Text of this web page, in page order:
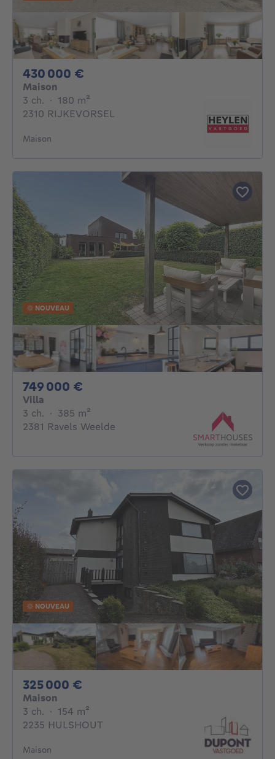
430 000 €
Maison
3 ch. 3 chambres
· 180 m²
2310 RIJKEVORSEL
Maison
NOUVEAU
749 000 €
Villa
3 ch. 3 chambres
· 385 m²
2381 Ravels Weelde
NOUVEAU
325 000 €
Maison
3 ch. 3 chambres
· 154 m²
2235 HULSHOUT
Maison